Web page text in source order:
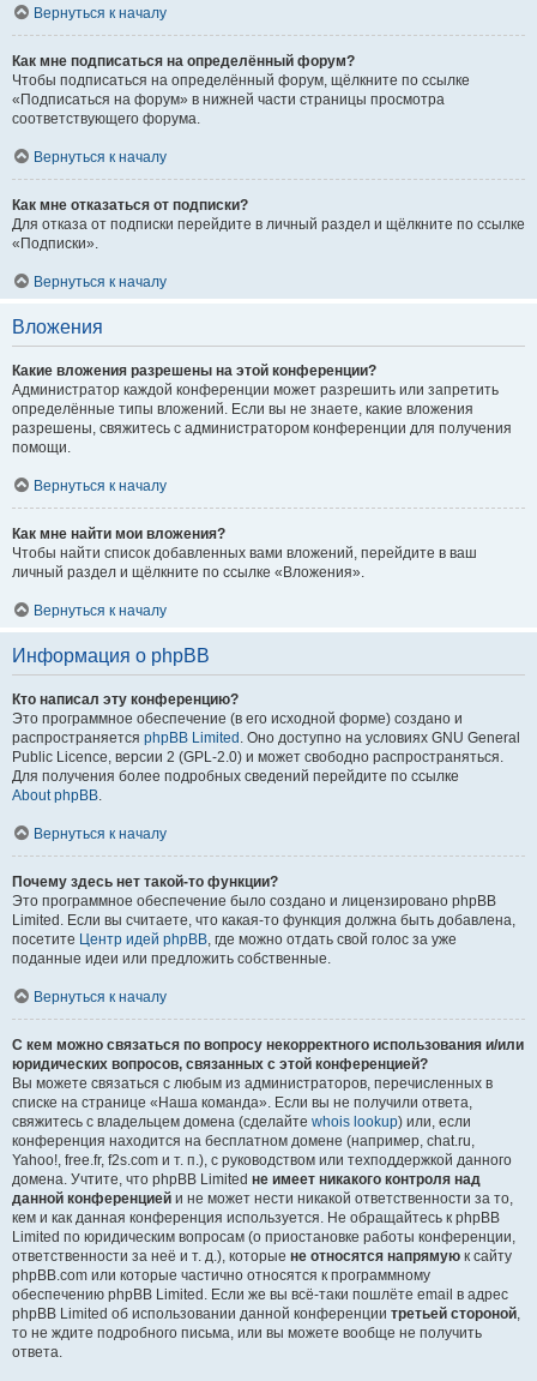
Вернуться к началу
Как мне подписаться на определённый форум?
Чтобы подписаться на определённый форум, щёлкните по ссылке
«Подписаться на форум» в нижней части страницы просмотра
соответствующего форума.
Вернуться к началу
Как мне отказаться от подписки?
Для отказа от подписки перейдите в личный раздел и щёлкните по ссылке
«Подписки».
Вернуться к началу
Вложения
Какие вложения разрешены на этой конференции?
Администратор каждой конференции может разрешить или запретить
определённые типы вложений. Если вы не знаете, какие вложения
разрешены, свяжитесь с администратором конференции для получения
помощи.
Вернуться к началу
Как мне найти мои вложения?
Чтобы найти список добавленных вами вложений, перейдите в ваш
личный раздел и щёлкните по ссылке «Вложения».
Вернуться к началу
Информация о phpBB
Кто написал эту конференцию?
Это программное обеспечение (в его исходной форме) создано и
распространяется phpBB Limited . Оно доступно на условиях GNU General
Public Licence, версии 2 (GPL-2.0) и может свободно распространяться.
Для получения более подробных сведений перейдите по ссылке
About phpBB.
Вернуться к началу
Почему здесь нет такой-то функции?
Это программное обеспечение было создано и лицензировано phpBB
Limited. Если вы считаете, что какая-то функция должна быть добавлена,
посетите Центр идей phpBB, где можно отдать свой голос за уже
поданные идеи или предложить собственные.
Вернуться к началу
С кем можно связаться по вопросу некорректного использования и/или
юридических вопросов, связанных с этой конференцией?
Вы можете связаться с любым из администраторов, перечисленных в
списке на странице «Наша команда». Если вы не получили ответа,
свяжитесь с владельцем домена (сделайте whois lookup) или, если
конференция находится на бесплатном домене (например, chat.ru,
Yahoo!, free.fr, f2s.com и т. п.), с руководством или техподдержкой данного
домена. Учтите, что phpBB Limited не имеет никакого контроля над
данной конференцией и не может нести никакой ответственности за то,
кем и как данная конференция используется. Не обращайтесь к phpBB
Limited по юридическим вопросам (о приостановке работы конференции,
ответственности за неё и т. д.), которые не относятся напрямую к сайту
phpBB.com или которые частично относятся к программному
обеспечению phpBB Limited. Если же вы всё-таки пошлёте email в адрес
phpBB Limited об использовании данной конференции третьей стороной,
то не ждите подробного письма, или вы можете вообще не получить
ответа.